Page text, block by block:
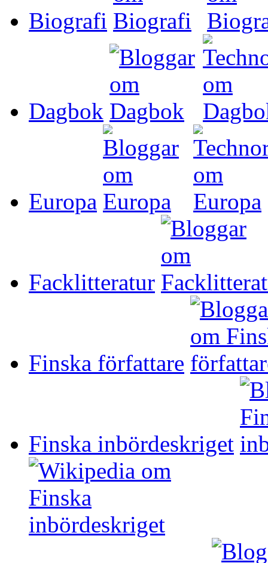
Biografi
Dagbok
Europa
Facklitteratur
Finska författare
Finska inbördeskriget